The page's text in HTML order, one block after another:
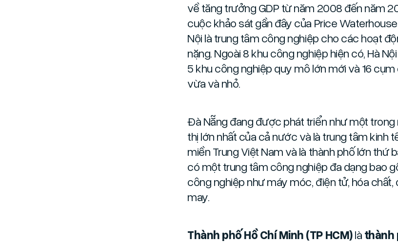
về tăng trưởng GDP từ năm 2008 đến năm
cuộc khảo sát gần đây của Price
Nội là trung tâm công nghiệp cho các hoạt
nặng. Ngoài 8 khu công nghiệp hiện có, Hà
5 khu công nghiệp quy mô lớn mới và 16
vừa và nhỏ.
Đà Nẵng đang được phát triển như một trong
thị lớn nhất của cả nước và là trung tâm kinh
miền Trung Việt Nam và là thành phố lớn thứ
có một trung tâm công nghiệp đa dạng bao
công nghiệp như máy móc, điện tử, hóa chất,
may.
Thành phố Hồ Chí Minh (TP HCM)là thành